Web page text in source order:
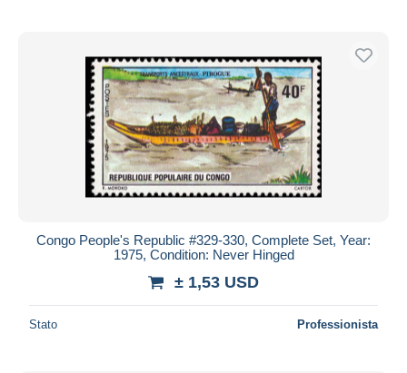
Congo People's Republic #329-330, Complete Set, Year:
1975, Condition: Never Hinged
± 1,53 USD
Stato Professionista